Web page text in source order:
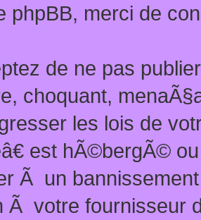
phpBB, merci de
de ne pas
choquant,
les lois de
est hÃ©bergÃ©
Ã un
Ã votre fournisseur